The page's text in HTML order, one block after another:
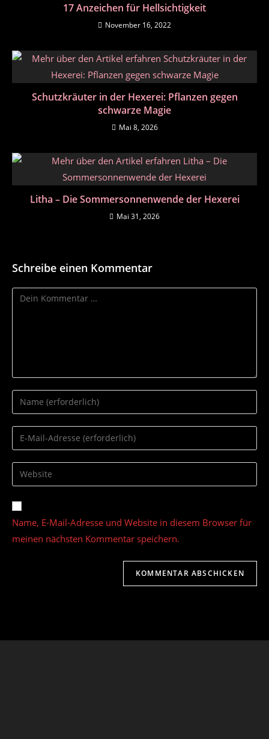
17 Anzeichen für Hellsichtigkeit
November 16, 2022
Schutzkräuter in der Hexerei: Pflanzen gegen
schwarze Magie
Mai 8, 2026
Litha – Die Sommersonnenwende der Hexerei
Mai 31, 2026
Schreibe einen Kommentar
Kommentar
Gib
deinen
Namen
oder
zum
Kommentieren
ein
Gib
deine
E-
Mail-
zum
Kommentieren
ein
Gib
deine
Website-
URL
ein
(optional)
Name, E-Mail-Adresse und Website in diesem Browser für
meinen nächsten Kommentar speichern.